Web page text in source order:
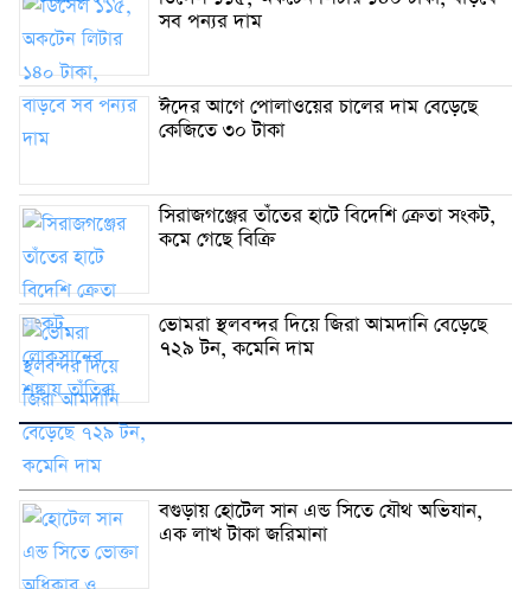
সব পন্যর দাম
ঈদের আগে পোলাওয়ের চালের দাম বেড়েছে
কেজিতে ৩০ টাকা
সিরাজগঞ্জের তাঁতের হাটে বিদেশি ক্রেতা সংকট,
কমে গেছে বিক্রি
ভোমরা স্থলবন্দর দিয়ে জিরা আমদানি বেড়েছে
৭২৯ টন, কমেনি দাম
বগুড়ায় হোটেল সান এন্ড সিতে যৌথ অভিযান,
এক লাখ টাকা জরিমানা